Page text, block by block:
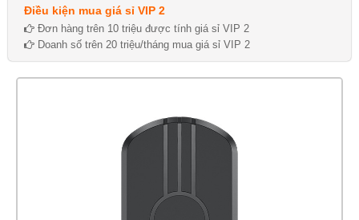
Điều kiện mua giá sỉ VIP 2
Đơn hàng trên 10 triệu được tính giá sỉ VIP 2
Doanh số trên 20 triệu/tháng mua giá sỉ VIP 2